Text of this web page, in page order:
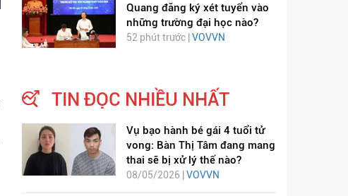
Quang đăng ký xét tuyển vào
những trường đại học nào?
52 phút trước | VOVVN
TIN ĐỌC NHIỀU NHẤT
Vụ bạo hành bé gái 4 tuổi tử
vong: Bàn Thị Tâm đang mang
thai sẽ bị xử lý thế nào?
08/05/2026 | VOVVN